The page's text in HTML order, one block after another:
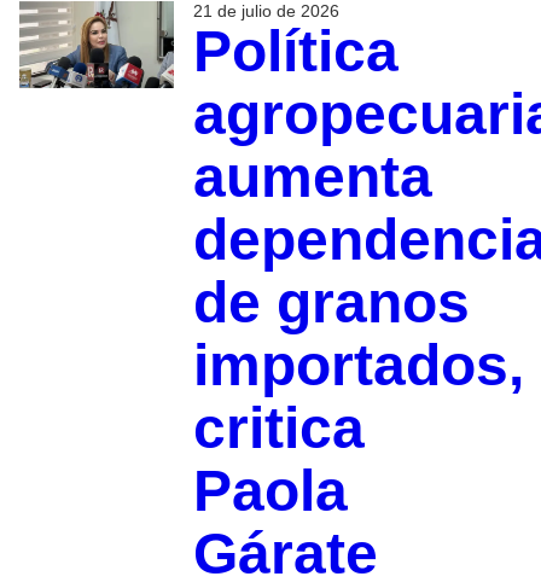
21 de julio de 2026
Política
aumenta
de granos
importados,
critica
Paola
Gárate